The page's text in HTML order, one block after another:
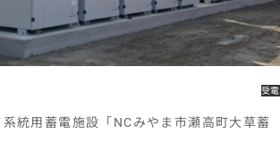
受電
統用蓄電施設「NCみやま市瀬高町大草蓄